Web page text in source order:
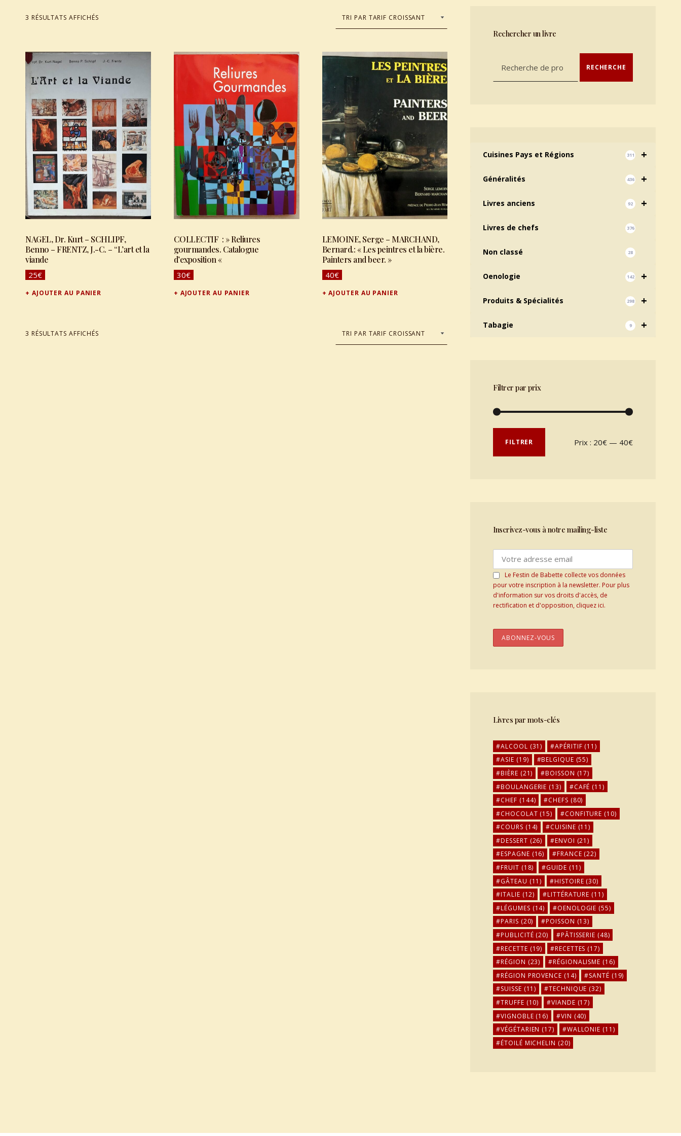
3 RÉSULTATS AFFICHÉS
List of products
NAGEL, Dr. Kurt – SCHLIPF,
Benno – FRENTZ, J.-C. – “L’art et la
viande
25€
AJOUTER AU PANIER
COLLECTIF : » Reliures
gourmandes. Catalogue
d’exposition «
30€
AJOUTER AU PANIER
LEMOINE, Serge – MARCHAND,
Bernard.: « Les peintres et la bière.
Painters and beer. »
40€
AJOUTER AU PANIER
3 RÉSULTATS AFFICHÉS
Rechercher un livre
Recherche pour : RECHERCHE
+
Cuisines Pays et Régions 311
+
Généralités 436
+
Livres anciens 92
Livres de chefs 376
Non classé 28
+
Oenologie 142
+
Produits & Spécialités 298
+
Tabagie 9
Filtrer par prix
Prix maxFILTRER Prix : 20€ — 40€
Inscrivez-vous à notre mailing-liste
Le Festin de Babette collecte vos données
pour votre inscription à la newsletter. Pour plus
d'information sur vos droits d'accès, de
rectification et d'opposition, cliquez ici.
Livres par mots-clés
ALCOOL (31) APÉRITIF (11)
ASIE (19) BELGIQUE (55)
BIÈRE (21) BOISSON (17)
BOULANGERIE (13) CAFÉ (11)
CHEF (144) CHEFS (80)
CHOCOLAT (15) CONFITURE (10)
COURS (14) CUISINE (11)
DESSERT (26) ENVOI (21)
ESPAGNE (16) FRANCE (22)
FRUIT (18) GUIDE (11)
GÂTEAU (11) HISTOIRE (30)
ITALIE (12) LITTÉRATURE (11)
LÉGUMES (14) OENOLOGIE (55)
PARIS (20) POISSON (13)
PUBLICITÉ (20) PÂTISSERIE (48)
RECETTE (19) RECETTES (17)
RÉGION (23) RÉGIONALISME (16)
RÉGION PROVENCE (14) SANTÉ (19)
SUISSE (11) TECHNIQUE (32)
TRUFFE (10) VIANDE (17)
VIGNOBLE (16) VIN (40)
VÉGÉTARIEN (17) WALLONIE (11)
ÉTOILÉ MICHELIN (20)